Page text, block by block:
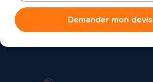
Demander mon devis